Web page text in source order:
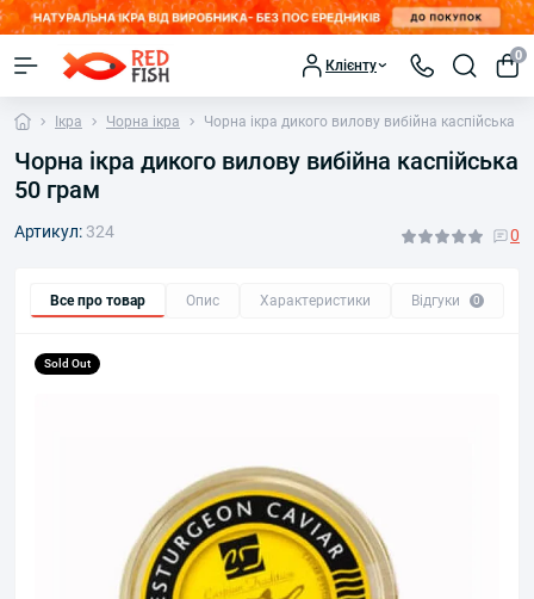
Клієнту
0
Ікра Чорна ікра Чорна ікра дикого вилову вибійна каспійська
Чорна ікра дикого вилову вибійна каспійська
50 грам
Артикул: 324 0
Все про товар Опис Характеристики Відгуки 0
Sold Out